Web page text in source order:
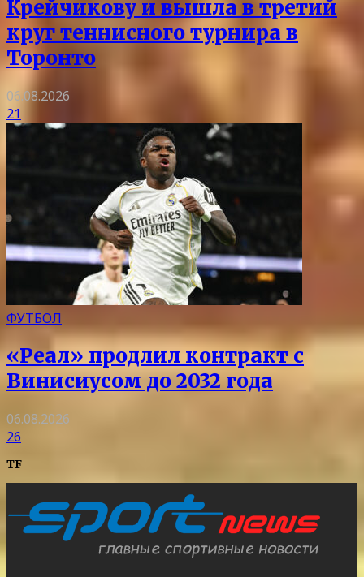
Крейчикову и вышла в третий
круг теннисного турнира в
Торонто
06.08.2026
21
ФУТБОЛ
«Реал» продлил контракт с
Винисиусом до 2032 года
06.08.2026
26
TF